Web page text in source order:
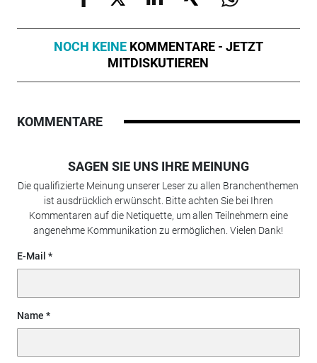
NOCH KEINE KOMMENTARE - JETZT
MITDISKUTIEREN
KOMMENTARE
SAGEN SIE UNS IHRE MEINUNG
Die qualifizierte Meinung unserer Leser zu allen Branchenthemen
ist ausdrücklich erwünscht. Bitte achten Sie bei Ihren
Kommentaren auf die Netiquette, um allen Teilnehmern eine
angenehme Kommunikation zu ermöglichen. Vielen Dank!
E-Mail
Name